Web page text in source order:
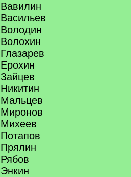
Вавилин
Васильев
Володин
Волохин
Глазарев
Ерохин
Зайцев
Никитин
Мальцев
Миронов
Михеев
Потапов
Прялин
Рябов
Энкин